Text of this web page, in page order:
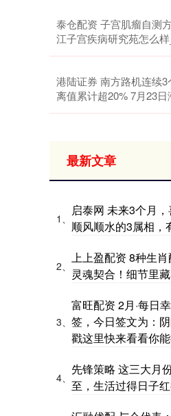
泰仓配资 子宫肌瘤自测
江子宫疾病研究苑怎么
港陆证券 南方路机连续
离值累计超20% 7月23日
最新文章
1、
启泰网 未来3个月
顺风顺水的3属相，
2、
上上盈配资 8种生
灵魂契合！细节里
3、
富旺配资 2月·每日
签，今日签文为：
戳这里快来看看你
4、
先锋策略 这三大月
至，生活过得日子